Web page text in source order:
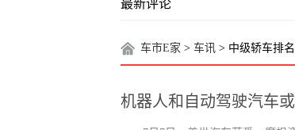
最新评论
车市E家 > 车讯 > 中级轿车排
机器人和自动驾驶汽车